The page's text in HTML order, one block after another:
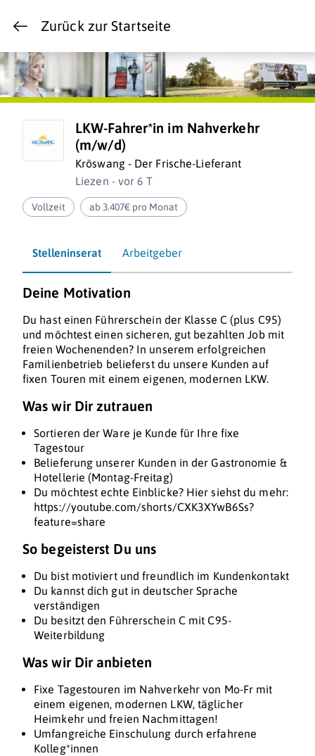
Zurück zur Startseite
LKW-Fahrer*in im Nahverkehr
(m/w/d)
Kröswang - Der Frische-Lieferant
Liezen - vor 6 T
Vollzeit ab 3.407€ pro Monat
Stelleninserat Arbeitgeber
Deine Motivation
Du hast einen Führerschein der Klasse C (plus C95)
und möchtest einen sicheren, gut bezahlten Job mit
freien Wochenenden? In unserem erfolgreichen
Familienbetrieb belieferst du unsere Kunden auf
fixen Touren mit einem eigenen, modernen LKW.
Was wir Dir zutrauen
Sortieren der Ware je Kunde für Ihre fixe
Tagestour
Belieferung unserer Kunden in der Gastronomie &
Hotellerie (Montag-Freitag)
Du möchtest echte Einblicke? Hier siehst du mehr:
https://youtube.com/shorts/CXK3XYwB6Ss?
feature=share
So begeisterst Du uns
Du bist motiviert und freundlich im Kundenkontakt
Du kannst dich gut in deutscher Sprache
verständigen
Du besitzt den Führerschein C mit C95-
Weiterbildung
Was wir Dir anbieten
Fixe Tagestouren im Nahverkehr von Mo-Fr mit
einem eigenen, modernen LKW, täglicher
Heimkehr und freien Nachmittagen!
Umfangreiche Einschulung durch erfahrene
Kolleg*innen